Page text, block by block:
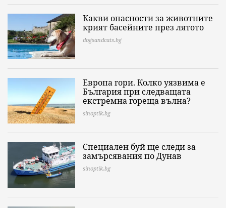
Какви опасности за животните
крият басейните през лятото
dogsandcats.bg
Европа гори. Колко уязвима е
България при следващата
екстремна гореща вълна?
sinoptik.bg
Специален буй ще следи за
замърсявания по Дунав
sinoptik.bg